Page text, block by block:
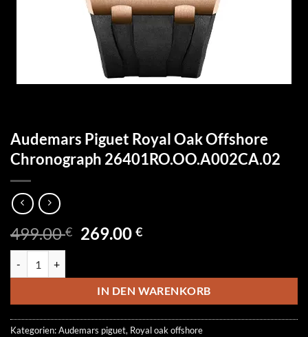
Audemars Piguet Royal Oak Offshore
Chronograph 26401RO.OO.A002CA.02
499.00€ Ursprünglicher
499.00 €
269.00€Aktueller
269.00 €.
IN DEN WARENKORB
Kategorien:Audemars piguet, Royal oak offshore